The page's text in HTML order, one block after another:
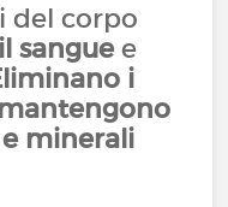
del corpo
sangue e
i
mantengono
minerali